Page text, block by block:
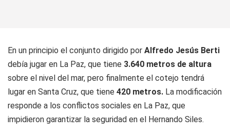
En un principio el conjunto dirigido por Alfredo Jesús Berti
debía jugar en La Paz, que tiene 3.640 metros de altura
sobre el nivel del mar, pero finalmente el cotejo tendrá
lugar en Santa Cruz, que tiene 420 metros. La modificación
responde a los conflictos sociales en La Paz, que
impidieron garantizar la seguridad en el Hernando Siles.